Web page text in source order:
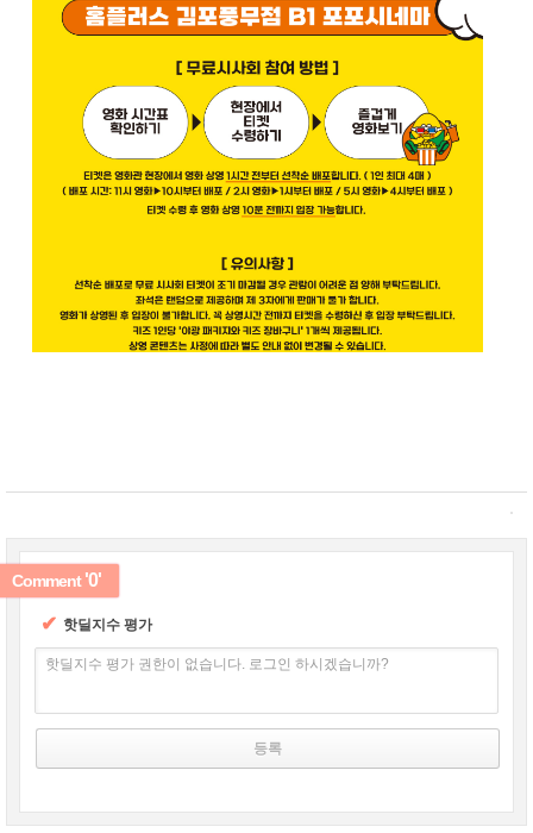
✔ 핫딜지수 평가
핫딜지수 평가 권한이 없습니다. 로그인 하시겠습니까?
Comment'0'